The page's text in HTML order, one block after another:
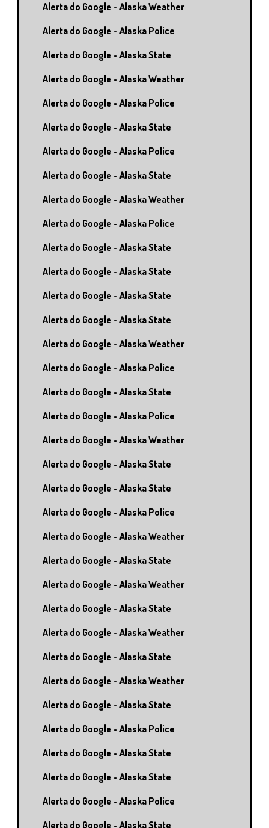
Alerta do Google - Alaska Weather
Alerta do Google - Alaska Police
Alerta do Google - Alaska State
Alerta do Google - Alaska Weather
Alerta do Google - Alaska Police
Alerta do Google - Alaska State
Alerta do Google - Alaska Police
Alerta do Google - Alaska State
Alerta do Google - Alaska Weather
Alerta do Google - Alaska Police
Alerta do Google - Alaska State
Alerta do Google - Alaska State
Alerta do Google - Alaska State
Alerta do Google - Alaska State
Alerta do Google - Alaska Weather
Alerta do Google - Alaska Police
Alerta do Google - Alaska State
Alerta do Google - Alaska Police
Alerta do Google - Alaska Weather
Alerta do Google - Alaska State
Alerta do Google - Alaska State
Alerta do Google - Alaska Police
Alerta do Google - Alaska Weather
Alerta do Google - Alaska State
Alerta do Google - Alaska Weather
Alerta do Google - Alaska State
Alerta do Google - Alaska Weather
Alerta do Google - Alaska State
Alerta do Google - Alaska Weather
Alerta do Google - Alaska State
Alerta do Google - Alaska Police
Alerta do Google - Alaska State
Alerta do Google - Alaska State
Alerta do Google - Alaska Police
Alerta do Google - Alaska State